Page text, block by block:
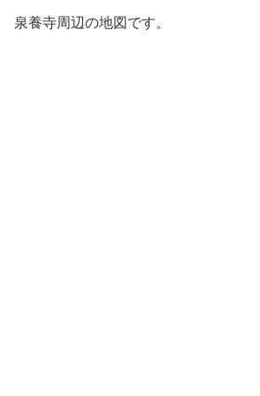
泉養寺周辺の地図です。